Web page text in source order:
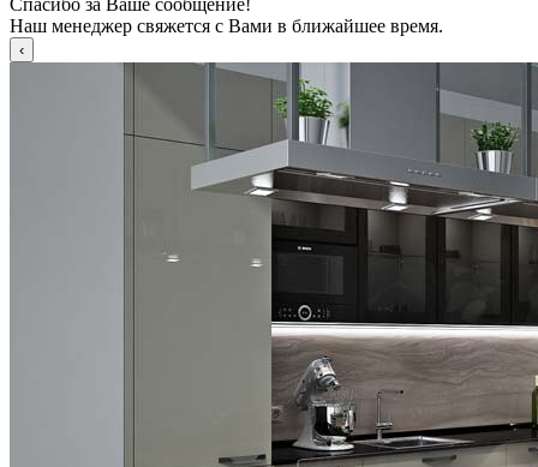
Спасибо за Ваше сообщение!
Наш менеджер свяжется с Вами в ближайшее время.